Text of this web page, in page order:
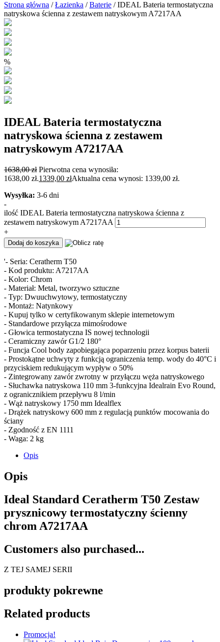
Strona główna /Łazienka /Baterie / IDEAL Bateria termostatyczna
natryskowa ścienna z zestawem natryskowym A7217AA
%
IDEAL Bateria termostatyczna
natryskowa ścienna z zestawem
natryskowym A7217AA
1638,00zł Pierwotna cena wynosiła:
1638,00 zł.1339,00 złAktualna cena wynosi: 1339,00 zł.
Wysyłka: 3-6 dni
-
ilość IDEAL Bateria termostatyczna natryskowa ścienna z
zestawem natryskowym A7217AA
+
Dodaj do koszyka
'- Seria: Ceratherm T50
- Kod produktu: A7217AA
- Kolor: Chrom
- Materiał: Metal, tworzywo sztuczne
- Typ: Dwuuchwytowy, termostatyczny
- Montaż: Natynkowy
- Kupuj tylko w certyfikowanym sklepie internetowym
- Standardowe przyłącza mimośrodowe
- Głowica termostatyczna IS nowej technologii
- Ceramiczny zawór G1/2 180°
- Funcja Cool body zapobiegająca poparzeniu przez korpus baterii
- Prostokątne uchwyty z funkcją ograniczenia temp. wody do 40°C i
przyciskiem redukującym wypływ o 50%
- Zintegrowany zawór zwrotny w przyłączu węża natryskowego
- Słuchawka natryskowa 110 mm 3-funkcyjna Idealrain Evo Round,
z ogranicznikiem przepływu 8 l/min
- Wąż natryskowy 1750 mm Idealflex
- Drążek natryskowy 600 mm z regulacją punktów mocowania do
ściany
- Zgodność z EN 1111
- Waga: 2 kg
Opis
Opis
Ideal Standard Ceratherm T50 Zestaw
prysznicowy termostatyczny ścienny
chrom A7217AA
Customers also purchased...
Z TEJ SAMEJ SERII
produkty pokrewne
Related products
Promocja!